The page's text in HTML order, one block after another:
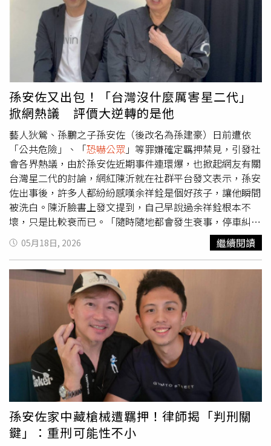
「他也26歲了，我覺得彼此尊重生活空間，但該講的我還是
會叮嚀他。」如今事情爆發，他也選擇坦然面對接下來的司
法程序。據了解，孫安佐日前與經紀人「重讀」陳昱中涉嫌
在溪邊測試自製噴火槍，並將影片上傳網路，引發警方與檢
方介入調查。法院17日認定其涉犯槍砲、恐嚇公眾
裁定羈押禁見。這也意味著，孫安佐接下來將處於與外界完
全隔離狀態，親友無法探視、通信或通話。若期間未獲交
保、撤銷羈押或解除禁見，最快也要等到7月中旬後，家人
才有機會恢復聯繫。過去多次在直播中替兒子發聲、強調
「兒子是被冤枉」的狄鶯，疑似因無法承受兒子遭正式收押
的打擊，加上外界龐大輿論壓力，18日一度與外界失聯。稍
早有民眾目擊，神情憔悴的狄鶯獨自現身淡水漁人碼頭、沙
崙海邊一帶，長時間坐在岸邊發呆，由於狀況令人擔憂，熱
心民眾趕緊通報警方。警方證實，狄鶯因近日家事導致心情
低落，當天下午獨自搭車前往海邊散心，警方接獲通報後立
即派員前往尋找，最終順利找到人，確認她身體狀況並無大
礙，後續也陪同返回派出所安撫情緒。事件曝光後，再度引
發外界關注孫安佐近年爭議與一家人承受的巨大壓力，不少
網友也留言表示，希望一家人能平安度過風波。◎勇敢求救
並非弱者，您的痛苦有人願意傾聽，請撥打1995◎如果您
覺得痛苦、似乎沒有出路，您並不孤單，請撥打1925
孫安佐又出包！「台灣沒什麼厲害星二代」
掀網熱議 評價大逆轉的是他
藝人狄鶯、孫鵬之子孫安佐（後改名為孫建豪）日前遭依
「公共危險」、「恐嚇公眾 」等罪嫌確定羈押禁見，引發社
會各界熱議，由於孫安佐近期事件連環爆，也掀起網友有關
台灣星二代的討論，網紅陳沂就在社群平台發文表示，孫安
佐出事後，許多人都紛紛感嘆余祥銓是個好孩子，讓他瞬間
被洗白。陳沂臉書上發文提到，自己早說過余祥銓根本不
壞，只是比較衰而已。「隨時隨地都會發生衰事，停車糾紛
還會打輸老人。但他生性樂觀，對人很好，就是我們身邊都
會有的白爛朋友。」對於孫安佐，陳沂說兩人之前直播合作
過，當時主辦單位如臨大敵，還兩個保鏢偽裝成工作人員在
旁邊候命。「安佐本人完全顛覆螢幕形象，非常有禮貌有家
教，私下聊天講話也是有邏輯的，當天現場的大家都很喜歡
他！」陳沂也表示，當初離開時自己還跟孫安佐說，以後要
做什麼先確認一下法規，違法的事不要做，最終沒想到終究
還是爆出這次事件，希望他們一家都能好好度過這關。對
此，網友紛紛留言回應，「二代裡面我最喜歡余，雖然不聰
明至少好相處」、「以前有幸跟余（還沒上節目以前）打過
籃球，確實是個很客氣但是很白爛（搞笑）的人」、「余祥
銓真的是好孩子」，另一則社群討論貼文底下大部分也對余
祥銓後來的表現讚譽有加，還表示「最早開始被炎上，後來
才發現他是最正常的，挺」。
05月18日, 2026 繼續閱讀
孫安佐家中藏槍械遭羈押！律師揭「判刑關
鍵」：重刑可能性不小